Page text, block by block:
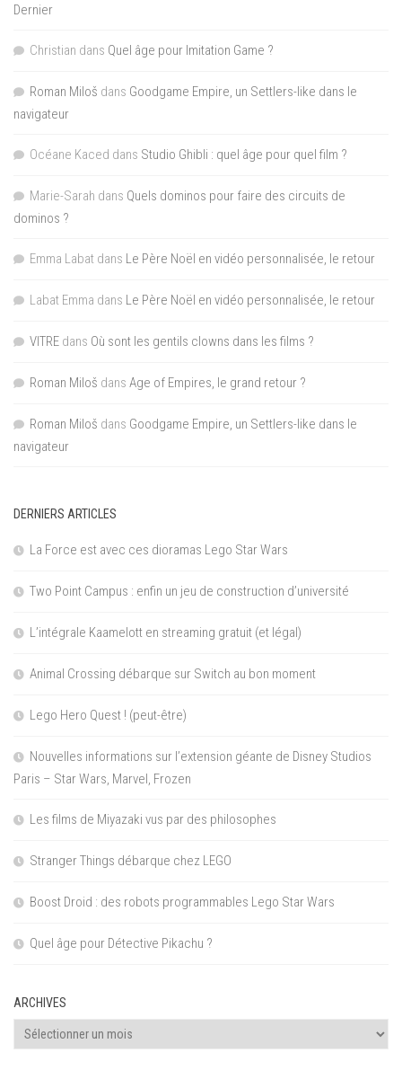
Dernier
Christian dans Quel âge pour Imitation Game ?
Roman Miloš dans Goodgame Empire, un Settlers-like dans le
navigateur
Océane Kaced dans Studio Ghibli : quel âge pour quel film ?
Marie-Sarah dans Quels dominos pour faire des circuits de
dominos ?
Emma Labat dans Le Père Noël en vidéo personnalisée, le retour
Labat Emma dans Le Père Noël en vidéo personnalisée, le retour
VITRE dans Où sont les gentils clowns dans les films ?
Roman Miloš dans Age of Empires, le grand retour ?
Roman Miloš dans Goodgame Empire, un Settlers-like dans le
navigateur
DERNIERS ARTICLES
La Force est avec ces dioramas Lego Star Wars
Two Point Campus : enfin un jeu de construction d’université
L’intégrale Kaamelott en streaming gratuit (et légal)
Animal Crossing débarque sur Switch au bon moment
Lego Hero Quest ! (peut-être)
Nouvelles informations sur l’extension géante de Disney Studios
Paris – Star Wars, Marvel, Frozen
Les films de Miyazaki vus par des philosophes
Stranger Things débarque chez LEGO
Boost Droid : des robots programmables Lego Star Wars
Quel âge pour Détective Pikachu ?
ARCHIVES
Archives